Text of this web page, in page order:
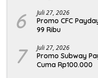
6 Juli 27, 2026
Promo CFC
99 Ribu
7 Juli 27, 2026
Promo Subway
Cuma Rp100.000